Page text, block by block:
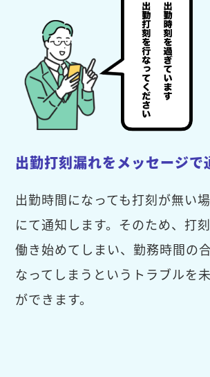
出勤打刻漏れをメッセージで
出勤時間になっても打刻が無い
にて通知します。そのため、打
働き始めてしまい、勤務時間の
なってしまうというトラブルを
ができます。